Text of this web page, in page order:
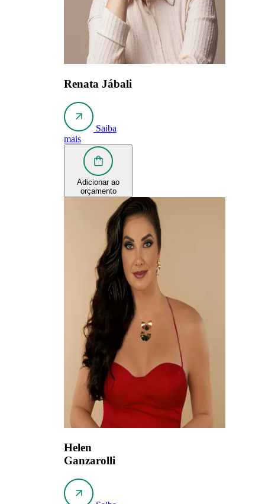
Renata Jábali
Saiba
mais
Adicionar ao
orçamento
Helen
Ganzarolli